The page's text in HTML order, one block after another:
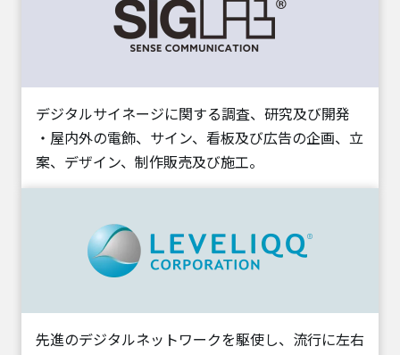
デジタルサイネージに関する調査、研究及び開発
・屋内外の電飾、サイン、看板及び広告の企画、立
案、デザイン、制作販売及び施工。
先進のデジタルネットワークを駆使し、流行に左右